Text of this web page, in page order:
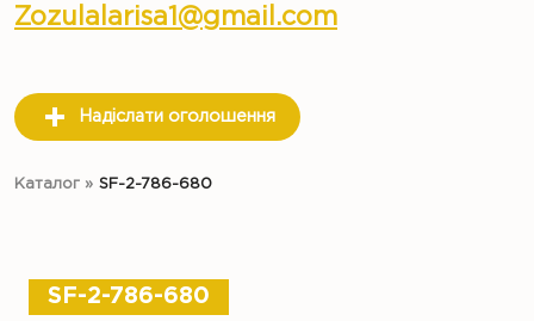
Zozulalarisa1@gmail.com
Надіслати оголошення
Каталог » SF-2-786-680
SF-2-786-680